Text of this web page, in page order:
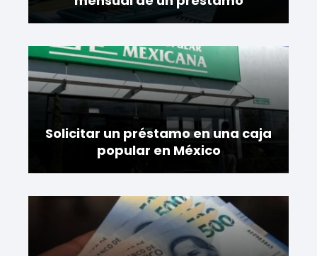
Solicitar un préstamo en una caja
popular en México